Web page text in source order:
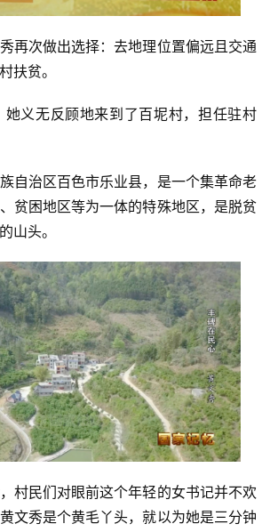
再次做出选择：去地理位置偏远且交通
扶贫。
义无反顾地来到了百坭村，担任驻村
自治区百色市乐业县，是一个集革命老
贫困地区等为一体的特殊地区，是脱贫
山头。
村民们对眼前这个年轻的女书记并不欢
文秀是个黄毛丫头，就以为她是三分钟